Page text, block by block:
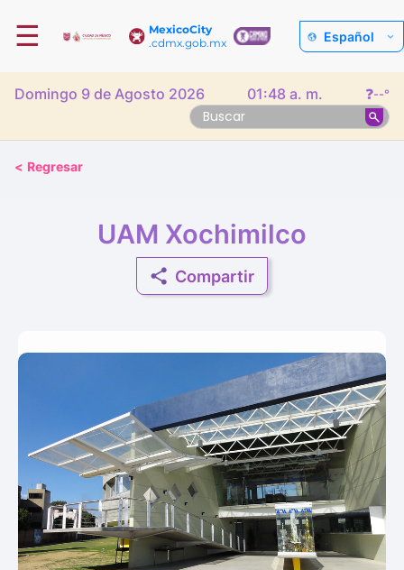
MexicoCity
.cdmx.gob.mx
☰ Español
Domingo 9 de Agosto 2026 01:48 a. m. ❓--°
< Regresar
UAM Xochimilco
Compartir